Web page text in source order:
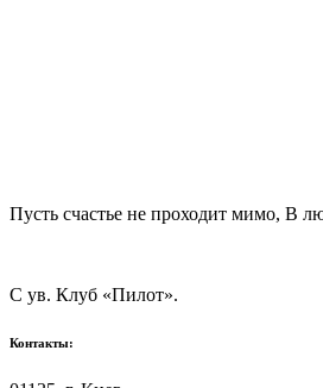
Пусть счастье не проходит мимо, В
С ув. Клуб «Пилот».
Контакты: